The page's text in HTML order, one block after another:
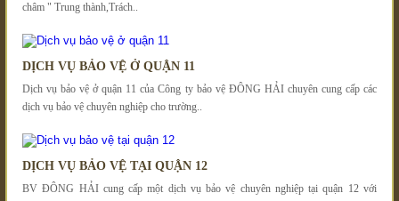
châm " Trung thành,Trách..
DỊCH VỤ BẢO VỆ Ở QUẬN 11
Dịch vụ bảo vệ ở quận 11 của Công ty bảo vệ ĐÔNG HẢI chuyên cung cấp các
dịch vụ bảo vệ chuyên nghiệp cho trường..
DỊCH VỤ BẢO VỆ TẠI QUẬN 12
BV ĐÔNG HẢI cung cấp một dịch vụ bảo vệ chuyên nghiệp tại quận 12 với